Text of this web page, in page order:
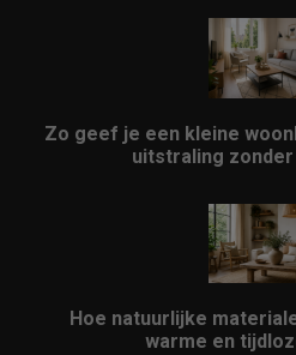
Zo geef je een kleine
uitstraling
Hoe natuurlijke
warme en